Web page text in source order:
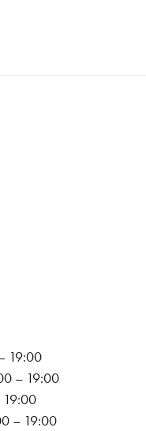
19:00
– 19:00
19:00
– 19:00